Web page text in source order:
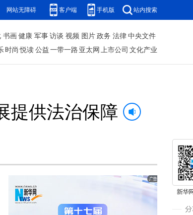
网站无障碍 客户端 手机版 站内搜索
书画 健康 军事 访谈 视频 图片 政务 法律 中央文件
时尚 悦读 公益 一带一路 亚太网 上市公司 文化产业
提供法治保障